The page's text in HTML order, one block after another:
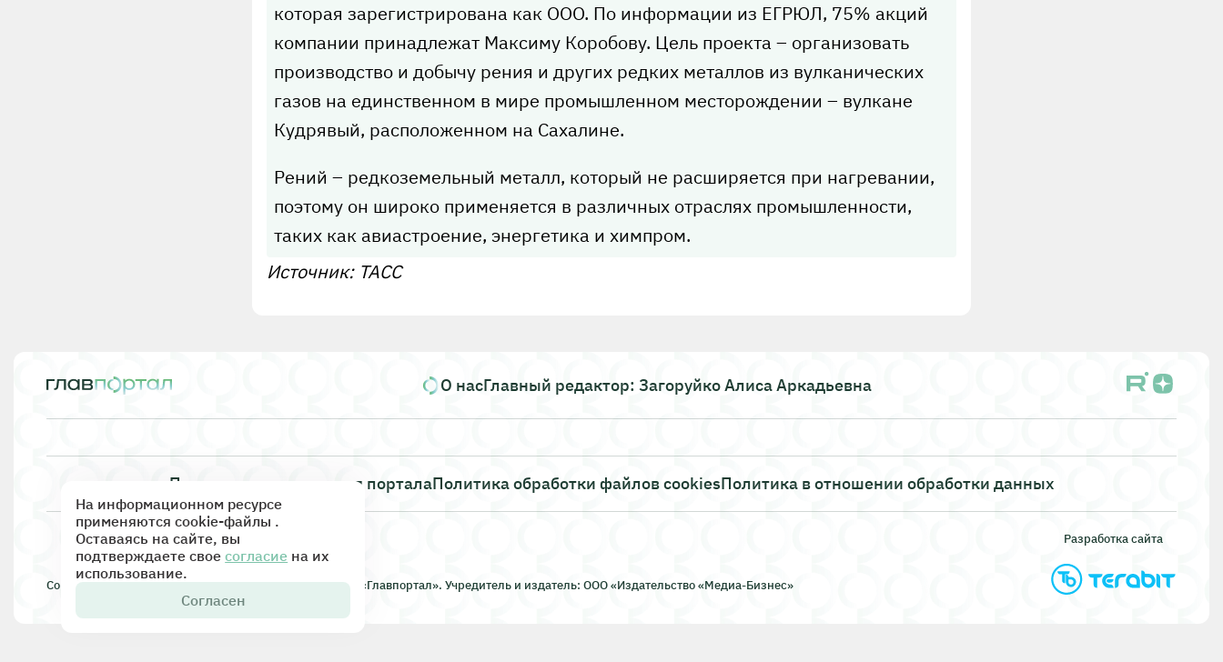
На информационном ресурсе
применяются cookie-файлы .
Оставаясь на сайте, вы
подтверждаете свое согласие на их
использование.
Согласен
которая зарегистрирована как ООО. По информации из ЕГРЮЛ, 75% акций
компании принадлежат Максиму Коробову. Цель проекта – организовать
производство и добычу рения и других редких металлов из вулканических
газов на единственном в мире промышленном месторождении – вулкане
Кудрявый, расположенном на Сахалине.
Рений – редкоземельный металл, который не расширяется при нагревании,
поэтому он широко применяется в различных отраслях промышленности,
таких как авиастроение, энергетика и химпром.
Источник: ТАСС
О насГлавный редактор: Загоруйко Алиса Аркадьевна
Правила использования порталаПолитика обработки файлов cookiesПолитика в отношении обработки данных
Разработка сайта
Copyright © 2015 информационно-аналитическое СМИ «Главпортал». Учредитель и издатель: ООО «Издательство «Медиа-Бизнес»